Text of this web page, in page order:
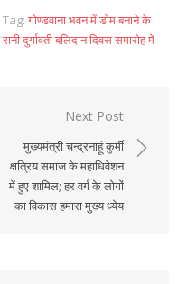
Tag: गोण्डवाना भवन में डोम बनाने के
दुर्गावती बलिदान दिवस समारोह में
Next Post
मुख्यमंत्री चन्द्रनाहूं कुर्मी
क्षत्रिय समाज के महाधिवेशन
में हुए शामिल; हर वर्ग के लोगों
का विकास हमारा मुख्य ध्येय